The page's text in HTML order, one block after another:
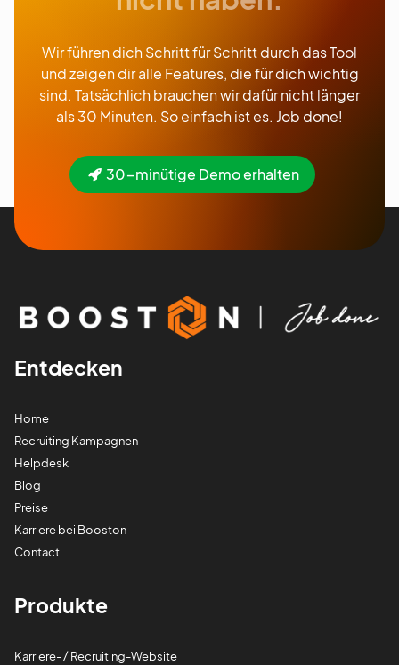
Wir führen dich Schritt für Schritt durch das Tool
und zeigen dir alle Features, die für dich wichtig
sind. Tatsächlich brauchen wir dafür nicht länger
als 30 Minuten. So einfach ist es. Job done!
30-minütige Demo erhalten
Entdecken
Home
Recruiting Kampagnen
Helpdesk
Blog
Preise
Karriere bei Booston
Contact
Produkte
Karriere- / Recruiting-Website